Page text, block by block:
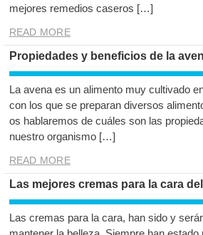
mejores remedios caseros […]
READ MORE
Propiedades y beneficios de la
La avena es un alimento muy cultivado
con los que se preparan diversos
os hablaremos de cuáles son las
nuestro organismo […]
READ MORE
Las mejores cremas para la cara
Las cremas para la cara, han sido y